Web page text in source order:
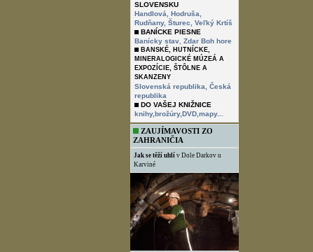
SLOVENSKU
Handlová,
Hodruša,
Rudňany, Šturec,
Veľký Krtíš
BANÍCKE PIESNE
Banícky stav, Zdar Boh hore
BANSKÉ, HUTNÍCKE,
MINERALOGICKÉ MÚZEÁ A
EXPOZÍCIE, ŠTÔLNE A
SKANZENY
Slovenská republika,
Česká
republika
DO VAŠEJ KNIŽNICE
knihy,brožúry,DVD,mapy...
ZAUJÍMAVOSTI ZO
ZAHRANIČIA
Jak se těží uhlív Dole Darkov u
Karviné